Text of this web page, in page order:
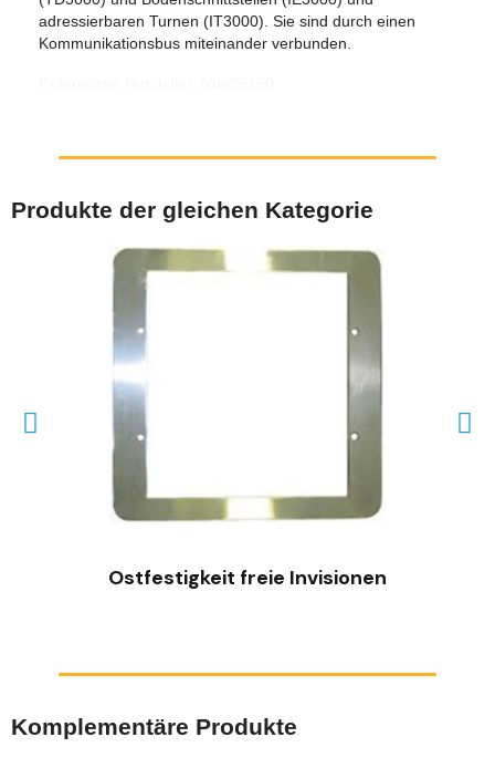
adressierbaren Turnen (IT3000). Sie sind durch einen
Kommunikationsbus miteinander verbunden.
Produkte der gleichen Kategorie
SCHNELLANSICHT
Ostfestigkeit freie Invisionen
Komplementäre Produkte